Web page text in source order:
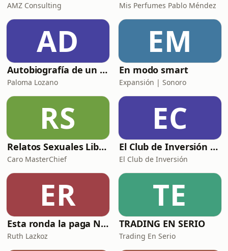
AMZ Consulting Mis Perfumes Pablo Méndez
AD
Autobiografía de un Yogui con sitar
Paloma Lozano
EM
En modo smart
Expansión | Sonoro
RS
Relatos Sexuales Liberales
Caro MasterChief
EC
El Club de Inversión podcast
El Club de Inversión
ER
Esta ronda la paga Newton
Ruth Lazkoz
TE
TRADING EN SERIO
Trading En Serio